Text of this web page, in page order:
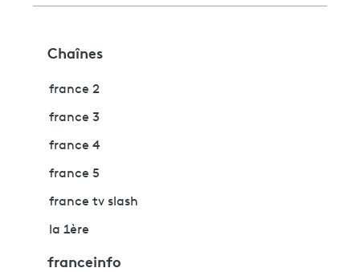
Chaînes
france 2
france 3
france 4
france 5
france tv slash
la 1ère
franceinfo